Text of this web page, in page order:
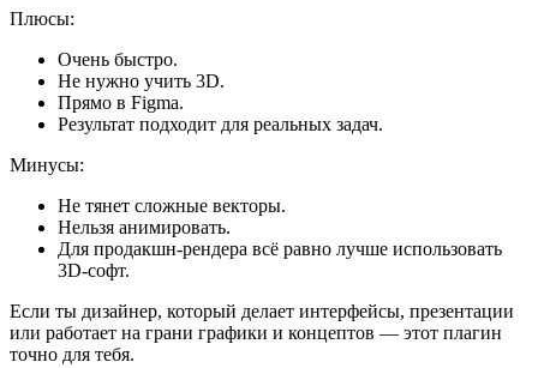
Плюсы:
Очень быстро.
Не нужно учить 3D.
Прямо в Figma.
Результат подходит для реальных задач.
Минусы:
Не тянет сложные векторы.
Нельзя анимировать.
Для продакшн-рендера всё равно лучше использовать
3D-софт.
Если ты дизайнер, который делает интерфейсы, презентации
или работает на грани графики и концептов — этот плагин
точно для тебя.